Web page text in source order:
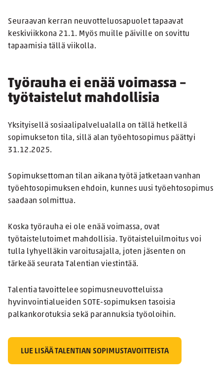
Seuraavan kerran neuvotteluosapuolet tapaavat
keskiviikkona 21.1. Myös muille päiville on sovittu
tapaamisia tällä viikolla.
Työrauha ei enää voimassa –
työtaistelut mahdollisia
Yksityisellä sosiaalipalvelualalla on tällä hetkellä
sopimukseton tila, sillä alan työehtosopimus päättyi
31.12.2025.
Sopimuksettoman tilan aikana työtä jatketaan vanhan
työehtosopimuksen ehdoin, kunnes uusi työehtosopimus
saadaan solmittua.
Koska työrauha ei ole enää voimassa, ovat
työtaistelutoimet mahdollisia. Työtaisteluilmoitus voi
tulla lyhyelläkin varoitusajalla, joten jäsenten on
tärkeää seurata Talentian viestintää.
Talentia tavoittelee sopimusneuvotteluissa
hyvinvointialueiden SOTE-sopimuksen tasoisia
palkankorotuksia sekä parannuksia työoloihin.
LUE LISÄÄ TALENTIAN SOPIMUSTAVOITTEISTA